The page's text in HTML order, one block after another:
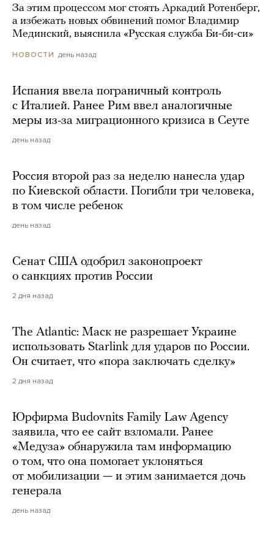
За этим процессом мог стоять Аркадий Ротенберг,
а избежать новых обвинений помог Владимир
Мединский, выяснила «Русская служба Би-би-си»
НОВОСТИ день назад
Испания ввела пограничный контроль
с Италией. Ранее Рим ввел аналогичные
меры из-за миграционного кризиса в Сеуте
день назад
Россия второй раз за неделю нанесла удар
по Киевской области. Погибли три человека,
в том числе ребенок
день назад
Сенат США одобрил законопроект
о санкциях против России
2 дня назад
The Atlantic: Маск не разрешает Украине
использовать Starlink для ударов по России.
Он считает, что «пора заключать сделку»
2 дня назад
Юрфирма Budovnits Family Law Agency
заявила, что ее сайт взломали. Ранее
«Медуза» обнаружила там информацию
о том, что она помогает уклоняться
от мобилизации — и этим занимается дочь
генерала
день назад